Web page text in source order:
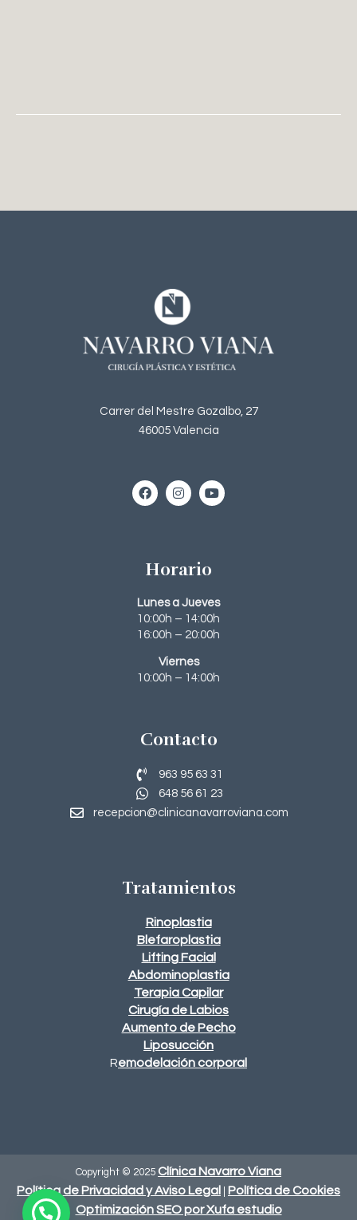
Carrer del Mestre Gozalbo, 27
46005 Valencia
Horario
Lunes a Jueves
10:00h – 14:00h
16:00h – 20:00h
Viernes
10:00h – 14:00h
Contacto
963 95 63 31‬
648 56 61 23
recepcion@clinicanavarroviana.com
Tratamientos
Rinoplastia
Blefaroplastia
Lifting Facial
Abdominoplastia
Terapia Capilar
Cirugía de Labios
Aumento de Pecho
Liposucción
Remodelación corporal
Copyright © 2025 Clínica Navarro Viana
Política de Privacidad y Aviso Legal
Política de Cookies
Optimización SEO por Xufa estudio